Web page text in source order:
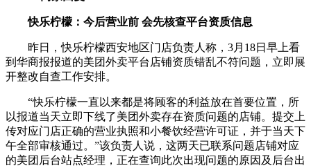
快乐柠檬：今后营业前 会先核查平台资质信息
昨日，快乐柠檬西安地区门店负责人称，3月18日早上看
到华商报报道的美团外卖平台店铺资质错乱不符问题，立即展
开整改自查工作安排。
“快乐柠檬一直以来都是将顾客的利益放在首要位置，所
以报道当天立即下线了美团外卖存在资质问题的店铺。提交上
传对应门店正确的营业执照和小餐饮经营许可证，并于当天下
午全部审核通过。”该负责人说，这两天已联系问题店铺对应
的美团后台站点经理，正在查询此次出现问题的原因及后台出